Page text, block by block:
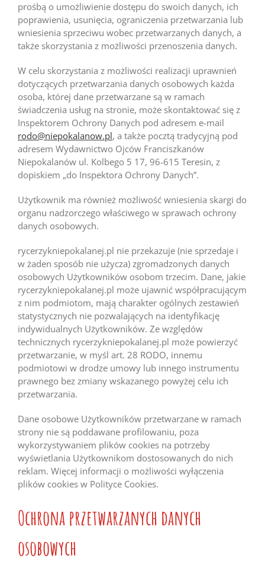
prośbą o umożliwienie dostępu do swoich danych, ich
poprawienia, usunięcia, ograniczenia przetwarzania lub
wniesienia sprzeciwu wobec przetwarzanych danych, a
także skorzystania z możliwości przenoszenia danych.
W celu skorzystania z możliwości realizacji uprawnień
dotyczących przetwarzania danych osobowych każda
osoba, której dane przetwarzane są w ramach
świadczenia usług na stronie, może skontaktować się z
Inspektorem Ochrony Danych pod adresem e-mail
rodo@niepokalanow.pl, a także pocztą tradycyjną pod
adresem Wydawnictwo Ojców Franciszkanów
Niepokalanów ul. Kolbego 5 17, 96-615 Teresin, z
dopiskiem „do Inspektora Ochrony Danych”.
Użytkownik ma również możliwość wniesienia skargi do
organu nadzorczego właściwego w sprawach ochrony
danych osobowych.
rycerzykniepokalanej.pl nie przekazuje (nie sprzedaje i
w żaden sposób nie użycza) zgromadzonych danych
osobowych Użytkowników osobom trzecim. Dane, jakie
rycerzykniepokalanej.pl może ujawnić współpracującym
z nim podmiotom, mają charakter ogólnych zestawień
statystycznych nie pozwalających na identyfikację
indywidualnych Użytkowników. Ze względów
technicznych rycerzykniepokalanej.pl może powierzyć
przetwarzanie, w myśl art. 28 RODO, innemu
podmiotowi w drodze umowy lub innego instrumentu
prawnego bez zmiany wskazanego powyżej celu ich
przetwarzania.
Dane osobowe Użytkowników przetwarzane w ramach
strony nie są poddawane profilowaniu, poza
wykorzystywaniem plików cookies na potrzeby
wyświetlania Użytkownikom dostosowanych do nich
reklam. Więcej informacji o możliwości wyłączenia
plików cookies w Polityce Cookies.
Ochrona przetwarzanych danych
osobowych